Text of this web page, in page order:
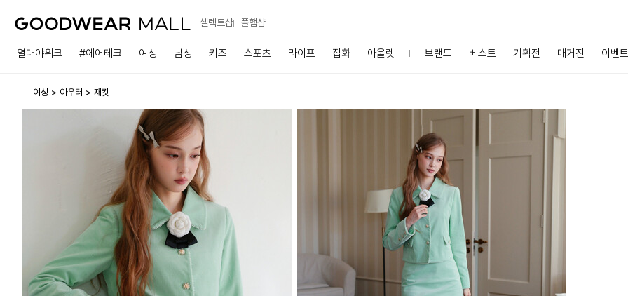
셀렉트샵 폴햄샵
열대야위크 #에어테크 여성 남성 키즈 스포츠 라이프 잡화 아울렛 브랜드 베스트 기획전 매거진 이벤트
여성 아우터 재킷